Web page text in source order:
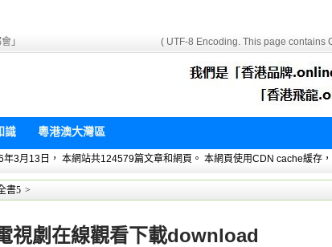
」 ( UTF-8 Encoding. This page contains
識 粵港澳大灣區
3月13日， 本網站共124579篇文章和網頁。 本網頁使用CDN cache緩存
書5 >
視劇在線觀看下載download